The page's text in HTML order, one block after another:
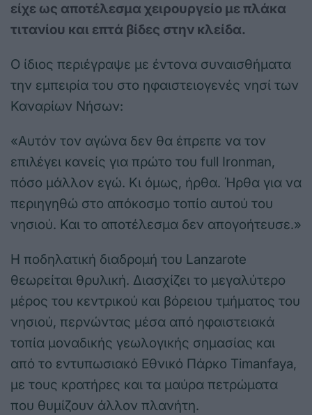
είχε ως αποτέλεσμα χειρουργείο με πλάκα
τιτανίου και επτά βίδες στην κλείδα.
Ο ίδιος περιέγραψε με έντονα συναισθήματα
την εμπειρία του στο ηφαιστειογενές νησί των
Καναρίων Νήσων:
«Αυτόν τον αγώνα δεν θα έπρεπε να τον
επιλέγει κανείς για πρώτο του full Ironman,
πόσο μάλλον εγώ. Κι όμως, ήρθα. Ήρθα για να
περιηγηθώ στο απόκοσμο τοπίο αυτού του
νησιού. Και το αποτέλεσμα δεν απογοήτευσε.»
Η ποδηλατική διαδρομή του Lanzarote
θεωρείται θρυλική. Διασχίζει το μεγαλύτερο
μέρος του κεντρικού και βόρειου τμήματος του
νησιού, περνώντας μέσα από ηφαιστειακά
τοπία μοναδικής γεωλογικής σημασίας και
από το εντυπωσιακό Εθνικό Πάρκο Timanfaya,
με τους κρατήρες και τα μαύρα πετρώματα
που θυμίζουν άλλον πλανήτη.